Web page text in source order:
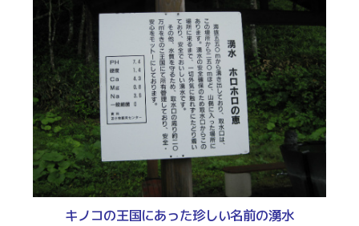
キノコの王国にあった珍しい名前の湧水